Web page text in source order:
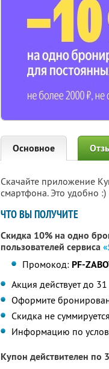
Основное
Скачайте приложение
смартфона. Это удобно :)
ЧТО ВЫ ПОЛУЧИТЕ
Скидка 10% на одно
пользователей сервиса
Промокод: PF-
Акция действует до
Оформите
Скидка не
Информацию по
Купон действителен по